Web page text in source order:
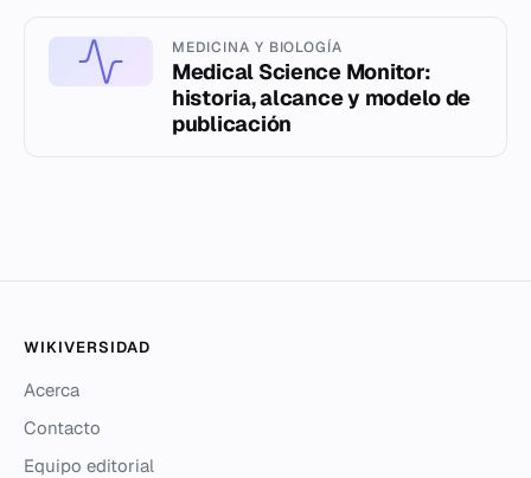
MEDICINA Y BIOLOGÍA
Medical Science Monitor:
historia, alcance y modelo de
publicación
WIKIVERSIDAD
Acerca
Contacto
Equipo editorial